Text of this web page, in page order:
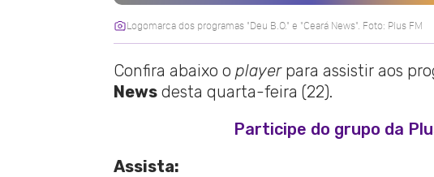
Logomarca dos programas "Deu B.O." e "Ceará News". Foto: Plus FM
Confira abaixo o playerpara assistir aos
Newsdesta quarta-feira (22).
Participe do grupo da
Assista: